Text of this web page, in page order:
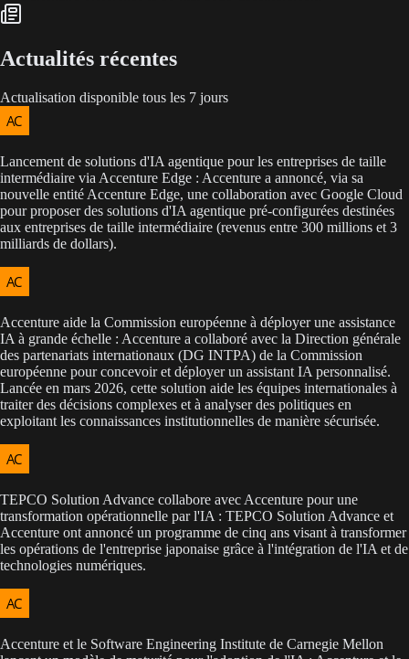
Actualités récentes
Actualisation disponible tous les 7 jours
Lancement de solutions d'IA agentique pour les entreprises de taille
intermédiaire via Accenture Edge : Accenture a annoncé, via sa
nouvelle entité Accenture Edge, une collaboration avec Google Cloud
pour proposer des solutions d'IA agentique pré-configurées destinées
aux entreprises de taille intermédiaire (revenus entre 300 millions et 3
milliards de dollars).
Accenture aide la Commission européenne à déployer une assistance
IA à grande échelle : Accenture a collaboré avec la Direction générale
des partenariats internationaux (DG INTPA) de la Commission
européenne pour concevoir et déployer un assistant IA personnalisé.
Lancée en mars 2026, cette solution aide les équipes internationales à
traiter des décisions complexes et à analyser des politiques en
exploitant les connaissances institutionnelles de manière sécurisée.
TEPCO Solution Advance collabore avec Accenture pour une
transformation opérationnelle par l'IA : TEPCO Solution Advance et
Accenture ont annoncé un programme de cinq ans visant à transformer
les opérations de l'entreprise japonaise grâce à l'intégration de l'IA et de
technologies numériques.
Accenture et le Software Engineering Institute de Carnegie Mellon